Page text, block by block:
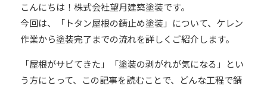
こんにちは！株式会社望月建築塗装です。
今回は、「トタン屋根の錆止め塗装」について、ケレン
作業から塗装完了までの流れを詳しくご紹介します。
「屋根がサビてきた」「塗装の剥がれが気になる」とい
う方にとって、この記事を読むことで、どんな工程で錆